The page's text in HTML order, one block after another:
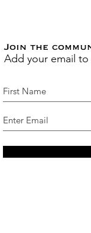
ברוש, TX 77410
דוא"ל:
טלפון: 832-818-4007
Join the
Add your email